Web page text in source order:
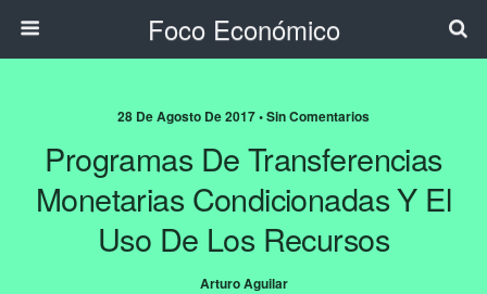
Foco Económico
28 De Agosto De 2017 • Sin Comentarios
Programas De Transferencias
Monetarias Condicionadas Y El
Uso De Los Recursos
Arturo Aguilar